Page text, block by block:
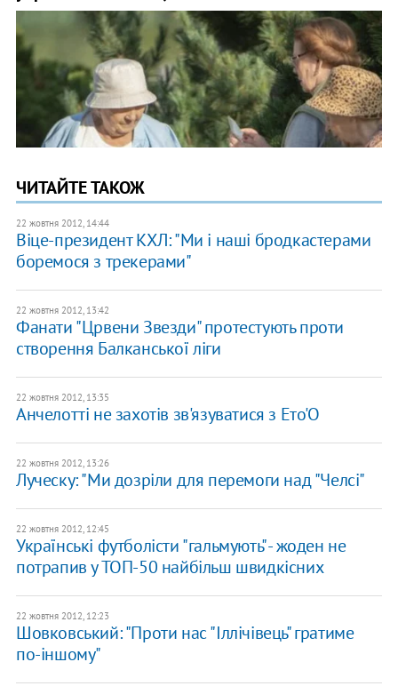
ЧИТАЙТЕ ТАКОЖ
22 жовтня 2012, 14:44
Віце-президент КХЛ: "Ми і наші бродкастерами
боремося з трекерами"
22 жовтня 2012, 13:42
Фанати "Црвени Звезди" протестують проти
створення Балканської ліги
22 жовтня 2012, 13:35
Анчелотті не захотів зв'язуватися з Ето'О
22 жовтня 2012, 13:26
Луческу: "Ми дозріли для перемоги над "Челсі"
22 жовтня 2012, 12:45
Українські футболісти "гальмують" - жоден не
потрапив у ТОП-50 найбільш швидкісних
22 жовтня 2012, 12:23
Шовковський: "Проти нас "Іллічівець" гратиме
по-іншому"